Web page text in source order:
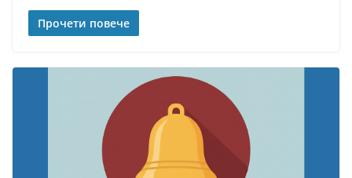
Прочети повече